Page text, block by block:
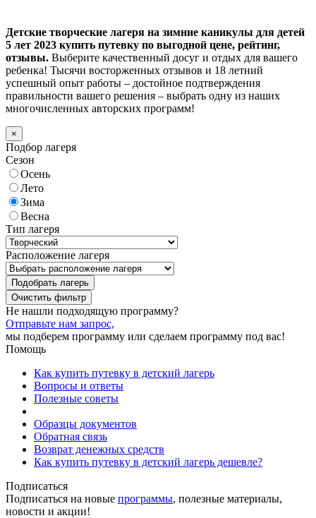
Детские творческие лагеря на зимние каникулы для детей
5 лет 2023 купить путевку по выгодной цене, рейтинг,
отзывы. Выберите качественный досуг и отдых для вашего
ребенка! Тысячи восторженных отзывов и 18 летний
успешный опыт работы – достойное подтверждения
правильности вашего решения – выбрать одну из наших
многочисленных авторских программ!
×
Подбор лагеря
Сезон
Осень
Лето
Зима
Весна
Тип лагеря
Расположение лагеря
Подобрать лагерь
Не нашли подходящую программу?
Отправьте нам запрос,
мы подберем программу или сделаем программу под вас!
Помощь
Как купить путевку в детский лагерь
Вопросы и ответы
Полезные советы
Образцы документов
Обратная связь
Возврат денежных средств
Как купить путевку в детский лагерь дешевле?
Подписаться
Подписаться на новые программы, полезные материалы,
новости и акции!